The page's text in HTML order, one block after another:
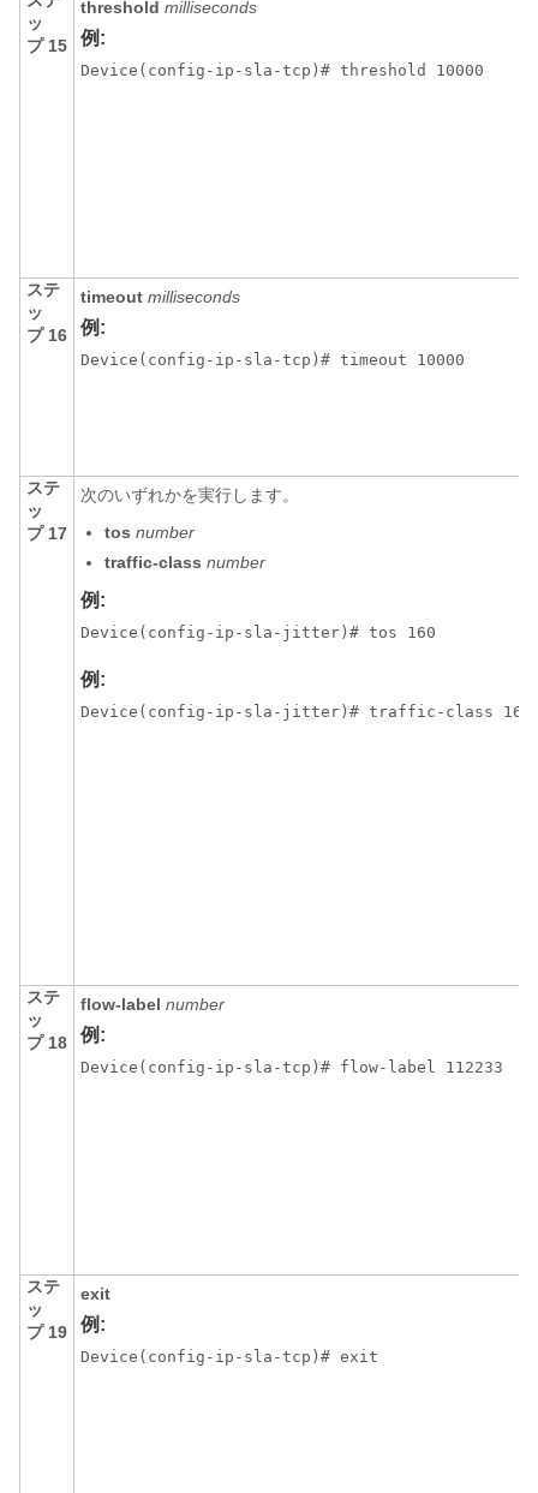
ッ
プ 15
threshold milliseconds
例:
Device(config-ip-sla-tcp)# threshold 10000
ステ
ッ
プ 16
timeout milliseconds
例:
Device(config-ip-sla-tcp)# timeout 10000
ステ
ッ
プ 17
次のいずれかを実行します。
tos number
traffic-class number
例:
Device(config-ip-sla-jitter)# tos 160
例:
Device(config-ip-sla-jitter)# traffic-class 160
ステ
ッ
プ 18
flow-label number
例:
Device(config-ip-sla-tcp)# flow-label 112233
ステ
ッ
プ 19
exit
例:
Device(config-ip-sla-tcp)# exit